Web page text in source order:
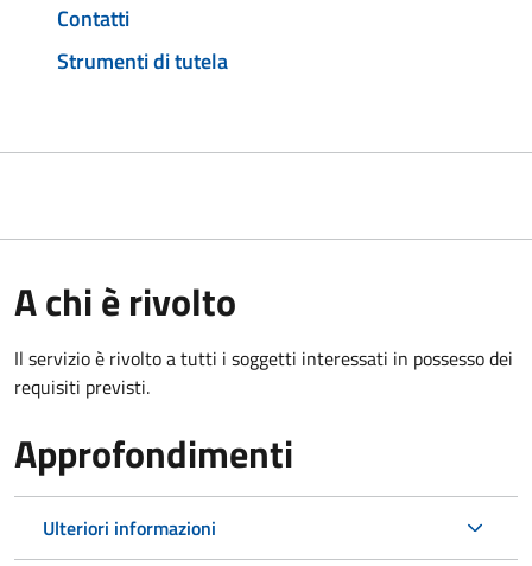
Contatti
Strumenti di tutela
A chi è rivolto
Il servizio è rivolto a tutti i soggetti interessati in possesso dei
requisiti previsti.
Approfondimenti
Ulteriori informazioni